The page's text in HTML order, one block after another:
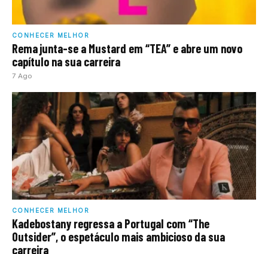
CONHECER MELHOR
Rema junta-se a Mustard em “TEA” e abre um novo
capítulo na sua carreira
7 Ago
CONHECER MELHOR
Kadebostany regressa a Portugal com “The
Outsider”, o espetáculo mais ambicioso da sua
carreira